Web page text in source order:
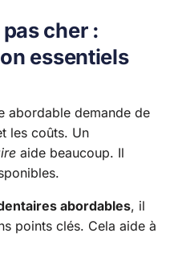
cher :
essentiels
abordable demande de
les coûts. Un
aide beaucoup. Il
abordables, il
points clés. Cela aide à